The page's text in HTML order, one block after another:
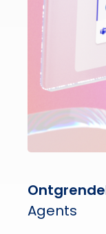
Agents